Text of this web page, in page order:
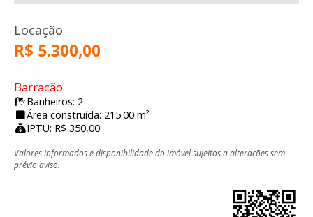
Locação
R$ 5.300,00
Barracão
Banheiros: 2
Área construída: 215.00 m²
IPTU: R$ 350,00
Valores informados e disponibilidade do imóvel sujeitos a alterações sem
prévio aviso.